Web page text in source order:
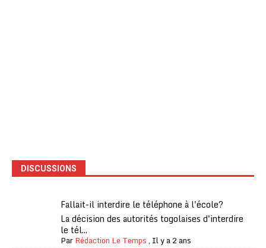
DISCUSSIONS
Fallait-il interdire le téléphone à l'école?
La décision des autorités togolaises d'interdire
le tél...
ParRédaction Le Temps, Il y a 2 ans